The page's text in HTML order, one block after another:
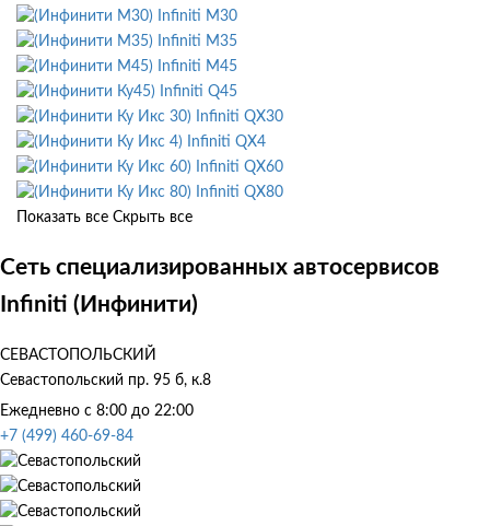
Infiniti M30
Infiniti M35
Infiniti M45
Infiniti Q45
Infiniti QX30
Infiniti QX4
Infiniti QX60
Infiniti QX80
Показать все Скрыть все
Сеть специализированных автосервисов
Infiniti (Инфинити)
СЕВАСТОПОЛЬСКИЙ
Севастопольский пр. 95 б, к.8
Ежедневно с 8:00 до 22:00
+7 (499) 460-69-84